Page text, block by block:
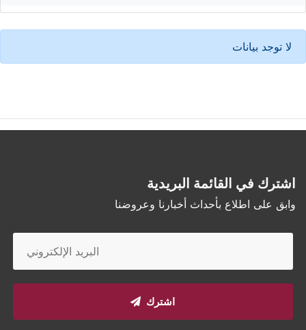
لا توجد بيانات
اشترك في القائمة البريدية
وابق على اطلاع بأحداث أخبارنا وعروضنا
اشترك